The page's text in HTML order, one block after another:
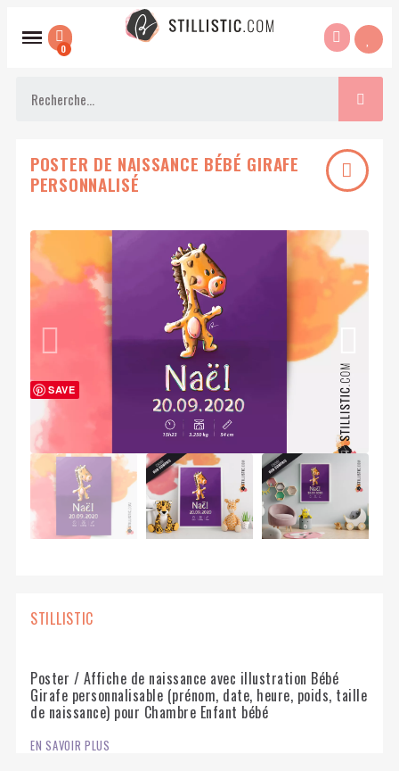
POSTER DE NAISSANCE BÉBÉ GIRAFE
PERSONNALISÉ
SAVE
STILLISTIC
Poster / Affiche de naissance avec illustration Bébé
Girafe personnalisable (prénom, date, heure, poids, taille
de naissance) pour Chambre Enfant bébé
EN SAVOIR PLUS